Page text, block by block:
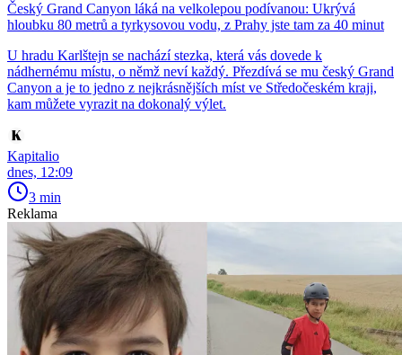
Český Grand Canyon láká na velkolepou podívanou: Ukrývá
hloubku 80 metrů a tyrkysovou vodu, z Prahy jste tam za 40 minut
U hradu Karlštejn se nachází stezka, která vás dovede k
nádhernému místu, o němž neví každý. Přezdívá se mu český Grand
Canyon a je to jedno z nejkrásnějších míst ve Středočeském kraji,
kam můžete vyrazit na dokonalý výlet.
Kapitalio
dnes, 12:09
3 min
Reklama